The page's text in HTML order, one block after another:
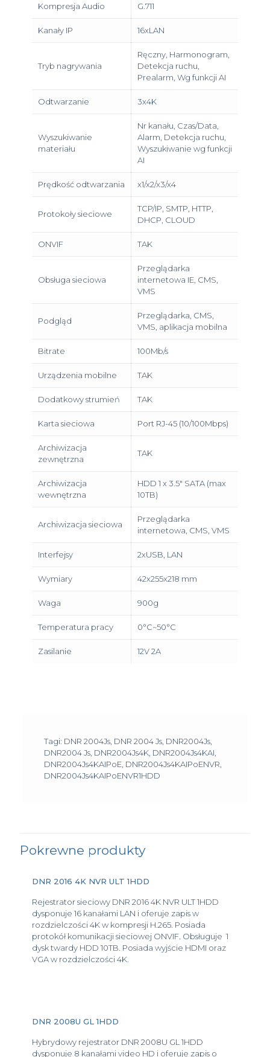
Kompresja Audio G.711
Kanały IP 16xLAN
Tryb nagrywania
Ręczny, Harmonogram,
Detekcja ruchu,
Prealarm, Wg funkcji AI
Odtwarzanie 3x4K
Wyszukiwanie
materiału
Nr kanału, Czas/Data,
Alarm, Detekcja ruchu,
Wyszukiwanie wg funkcji
AI
Prędkość odtwarzania x1/x2/x3/x4
Protokoły sieciowe
TCP/IP, SMTP, HTTP,
DHCP, CLOUD
ONVIF TAK
Obsługa sieciowa
Przeglądarka
internetowa IE, CMS,
VMS
Podgląd
Przeglądarka, CMS,
VMS, aplikacja mobilna
Bitrate 100Mb/s
Urządzenia mobilne TAK
Dodatkowy strumień TAK
Karta sieciowa Port RJ-45 (10/100Mbps)
Archiwizacja
zewnętrzna
TAK
Archiwizacja
wewnętrzna
HDD 1 x 3.5″ SATA (max
10TB)
Archiwizacja sieciowa
Przeglądarka
internetowa, CMS, VMS
Interfejsy 2xUSB, LAN
Wymiary 42x255x218 mm
Waga 900g
Temperatura pracy 0°C~50°C
Zasilanie 12V 2A
Tagi: DNR 2004Js, DNR 2004 Js, DNR2004Js,
DNR2004 Js, DNR2004Js4K, DNR2004Js4KAI,
DNR2004Js4KAIPoE, DNR2004Js4KAIPoENVR,
DNR2004Js4KAIPoENVR1HDD
Pokrewne produkty
DNR 2016 4K NVR ULT 1HDD
Rejestrator sieciowy DNR 2016 4K NVR ULT 1HDD
dysponuje 16 kanałami LAN i oferuje zapis w
rozdzielczości 4K w kompresji H.265. Posiada
protokół komunikacji sieciowej ONVIF. Obsługuje 1
dysk twardy HDD 10TB. Posiada wyjście HDMI oraz
VGA w rozdzielczości 4K.
DNR 2008U GL 1HDD
Hybrydowy rejestrator DNR 2008U GL 1HDD
dysponuje 8 kanałami video HD i oferuje zapis o